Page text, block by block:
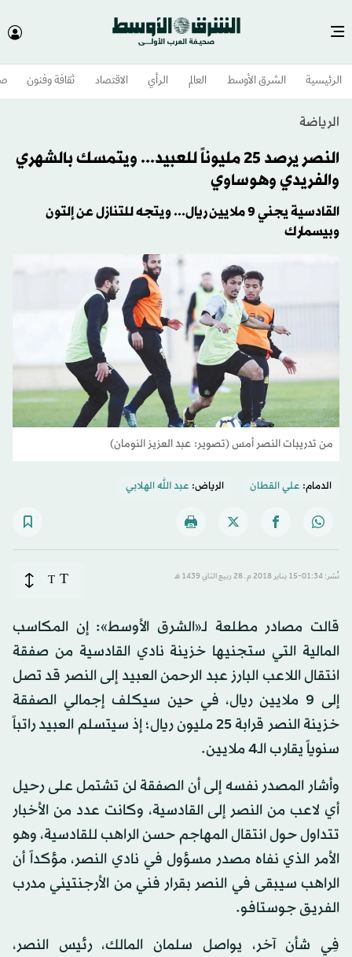
الرئيسية الشرق الأوسط​ العالم الرأي الاقتصاد ثقافة وفنون
الرياضة
النصر يرصد 25 مليوناً للعبيد... ويتمسك بالشهري
والفريدي وهوساوي
القادسية يجني 9 ملايين ريال... ويتجه للتنازل عن إلتون
وبيسمارك
من تدريبات النصر أمس (تصوير: عبد العزيز النومان)
الدمام: علي القطان الرياض: عبد الله الهلابي
نُشر: 01:34-15 يناير 2018 م ـ 28 ربيع الثاني 1439 هـ T
T
قالت مصادر مطلعة لـ«الشرق الأوسط»: إن المكاسب
المالية التي ستجنيها خزينة نادي القادسية من صفقة
انتقال اللاعب البارز عبد الرحمن العبيد إلى النصر قد تصل
إلى 9 ملايين ريال، في حين سيكلف إجمالي الصفقة
خزينة النصر قرابة 25 مليون ريال؛ إذ سيتسلم العبيد راتباً
سنوياً يقارب الـ4 ملايين.
وأشار المصدر نفسه إلى أن الصفقة لن تشتمل على رحيل
أي لاعب من النصر إلى القادسية، وكانت عدد من الأخبار
تتداول حول انتقال المهاجم حسن الراهب للقادسية، وهو
الأمر الذي نفاه مصدر مسؤول في نادي النصر، مؤكداً أن
الراهب سيبقى في النصر بقرار فني من الأرجنتيني مدرب
الفريق جوستافو.
فِي شأن آخر، يواصل سلمان المالك، رئيس النصر،